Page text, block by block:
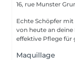
16, rue Munster
Echte Schöpfer
von heute an
effektive Pflege für
Maquillage